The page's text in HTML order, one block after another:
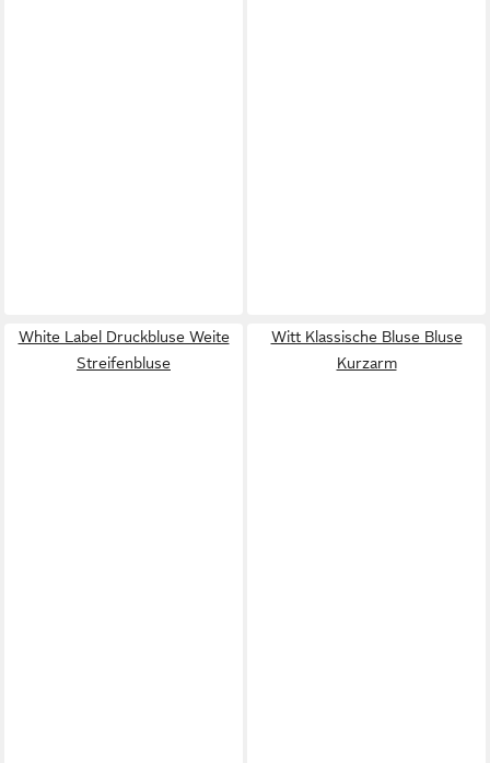
White Label Druckbluse Weite
Streifenbluse
Witt Klassische Bluse Bluse
Kurzarm